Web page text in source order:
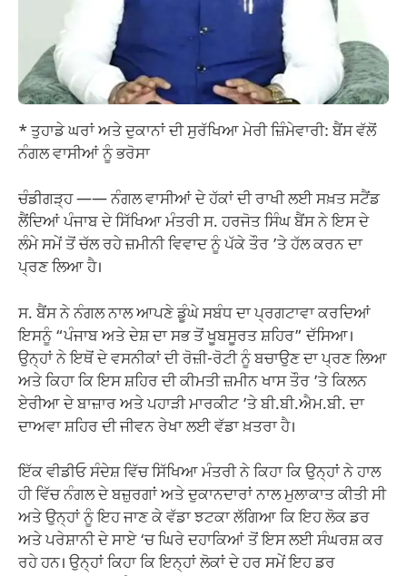
* ਤੁਹਾਡੇ ਘਰਾਂ ਅਤੇ ਦੁਕਾਨਾਂ ਦੀ ਸੁਰੱਖਿਆ ਮੇਰੀ ਜ਼ਿੰਮੇਵਾਰੀ: ਬੈਂਸ ਵੱਲੋਂ
ਨੰਗਲ ਵਾਸੀਆਂ ਨੂੰ ਭਰੋਸਾ
ਚੰਡੀਗੜ੍ਹ —— ਨੰਗਲ ਵਾਸੀਆਂ ਦੇ ਹੱਕਾਂ ਦੀ ਰਾਖੀ ਲਈ ਸਖ਼ਤ ਸਟੈਂਡ
ਲੈਂਦਿਆਂ ਪੰਜਾਬ ਦੇ ਸਿੱਖਿਆ ਮੰਤਰੀ ਸ. ਹਰਜੋਤ ਸਿੰਘ ਬੈਂਸ ਨੇ ਇਸ ਦੇ
ਲੰਮੇ ਸਮੇਂ ਤੋਂ ਚੱਲ ਰਹੇ ਜ਼ਮੀਨੀ ਵਿਵਾਦ ਨੂੰ ਪੱਕੇ ਤੌਰ ’ਤੇ ਹੱਲ ਕਰਨ ਦਾ
ਪ੍ਰਣ ਲਿਆ ਹੈ।
ਸ. ਬੈਂਸ ਨੇ ਨੰਗਲ ਨਾਲ ਆਪਣੇ ਡੂੰਘੇ ਸਬੰਧ ਦਾ ਪ੍ਰਗਟਾਵਾ ਕਰਦਿਆਂ
ਇਸਨੂੰ “ਪੰਜਾਬ ਅਤੇ ਦੇਸ਼ ਦਾ ਸਭ ਤੋਂ ਖੂਬਸੂਰਤ ਸ਼ਹਿਰ” ਦੱਸਿਆ।
ਉਨ੍ਹਾਂ ਨੇ ਇਥੋਂ ਦੇ ਵਸਨੀਕਾਂ ਦੀ ਰੋਜ਼ੀ-ਰੋਟੀ ਨੂੰ ਬਚਾਉਣ ਦਾ ਪ੍ਰਣ ਲਿਆ
ਅਤੇ ਕਿਹਾ ਕਿ ਇਸ ਸ਼ਹਿਰ ਦੀ ਕੀਮਤੀ ਜ਼ਮੀਨ ਖਾਸ ਤੌਰ ’ਤੇ ਕਿਲਨ
ਏਰੀਆ ਦੇ ਬਾਜ਼ਾਰ ਅਤੇ ਪਹਾੜੀ ਮਾਰਕੀਟ ’ਤੇ ਬੀ.ਬੀ.ਐਮ.ਬੀ. ਦਾ
ਦਾਅਵਾ ਸ਼ਹਿਰ ਦੀ ਜੀਵਨ ਰੇਖਾ ਲਈ ਵੱਡਾ ਖ਼ਤਰਾ ਹੈ।
ਇੱਕ ਵੀਡੀਓ ਸੰਦੇਸ਼ ਵਿੱਚ ਸਿੱਖਿਆ ਮੰਤਰੀ ਨੇ ਕਿਹਾ ਕਿ ਉਨ੍ਹਾਂ ਨੇ ਹਾਲ
ਹੀ ਵਿੱਚ ਨੰਗਲ ਦੇ ਬਜ਼ੁਰਗਾਂ ਅਤੇ ਦੁਕਾਨਦਾਰਾਂ ਨਾਲ ਮੁਲਾਕਾਤ ਕੀਤੀ ਸੀ
ਅਤੇ ਉਨ੍ਹਾਂ ਨੂੰ ਇਹ ਜਾਣ ਕੇ ਵੱਡਾ ਝਟਕਾ ਲੱਗਿਆ ਕਿ ਇਹ ਲੋਕ ਡਰ
ਅਤੇ ਪਰੇਸ਼ਾਨੀ ਦੇ ਸਾਏ ‘ਚ ਘਿਰੇ ਦਹਾਕਿਆਂ ਤੋਂ ਇਸ ਲਈ ਸੰਘਰਸ਼ ਕਰ
ਰਹੇ ਹਨ। ਉਨ੍ਹਾਂ ਕਿਹਾ ਕਿ ਇਨ੍ਹਾਂ ਲੋਕਾਂ ਦੇ ਹਰ ਸਮੇਂ ਇਹ ਡਰ